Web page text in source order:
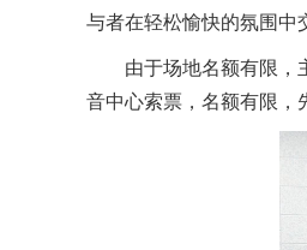
与者在轻松愉快的氛围中
由于场地名额有限，
音中心索票，名额有限，